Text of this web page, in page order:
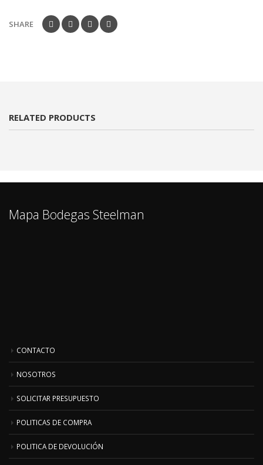
SHARE
RELATED PRODUCTS
Mapa Bodegas Steelman
CONTACTO
NOSOTROS
SOLICITAR PRESUPUESTO
POLITICAS DE COMPRA
POLITICA DE DEVOLUCIÓN